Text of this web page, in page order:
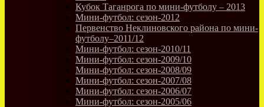
Кубок Таганрога по мини-футболу – 2013
Мини-футбол: сезон-2012
Первенство Неклиновского района по мини-
футболу–2011/12
Мини-футбол: сезон-2010/11
Мини-футбол: сезон-2009/10
Мини-футбол: сезон-2008/09
Мини-футбол: сезон-2007/08
Мини-футбол: сезон-2006/07
Мини-футбол: сезон-2005/06